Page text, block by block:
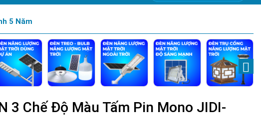
5 Năm
3 Chế Độ Màu Tấm Pin Mono JIDI-